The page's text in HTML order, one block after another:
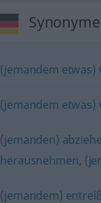
(jemandem etwas)
(jemandem etwas)
(jemanden)
herausnehmen,
(jemandem)